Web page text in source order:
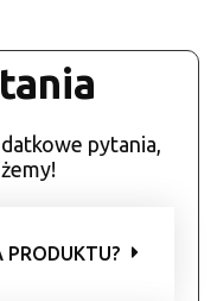
pytania,
PRODUKTU?